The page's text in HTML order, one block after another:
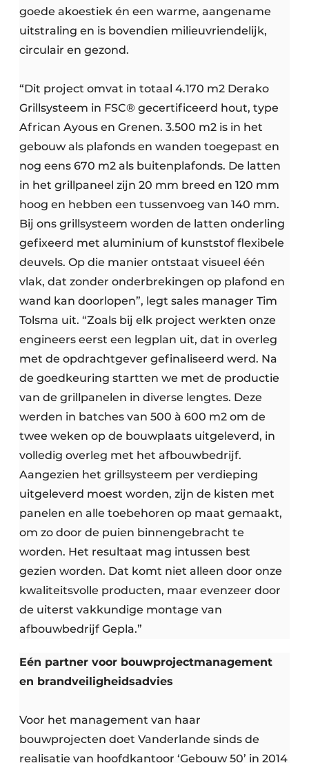
goede akoestiek én een warme, aangename
uitstraling en is bovendien milieuvriendelijk,
circulair en gezond.
“Dit project omvat in totaal 4.170 m2 Derako
Grillsysteem in FSC® gecertificeerd hout, type
African Ayous en Grenen. 3.500 m2 is in het
gebouw als plafonds en wanden toegepast en
nog eens 670 m2 als buitenplafonds. De latten
in het grillpaneel zijn 20 mm breed en 120 mm
hoog en hebben een tussenvoeg van 140 mm.
Bij ons grillsysteem worden de latten onderling
gefixeerd met aluminium of kunststof flexibele
deuvels. Op die manier ontstaat visueel één
vlak, dat zonder onderbrekingen op plafond en
wand kan doorlopen”, legt sales manager Tim
Tolsma uit. “Zoals bij elk project werkten onze
engineers eerst een legplan uit, dat in overleg
met de opdrachtgever gefinaliseerd werd. Na
de goedkeuring startten we met de productie
van de grillpanelen in diverse lengtes. Deze
werden in batches van 500 à 600 m2 om de
twee weken op de bouwplaats uitgeleverd, in
volledig overleg met het afbouwbedrijf.
Aangezien het grillsysteem per verdieping
uitgeleverd moest worden, zijn de kisten met
panelen en alle toebehoren op maat gemaakt,
om zo door de puien binnengebracht te
worden. Het resultaat mag intussen best
gezien worden. Dat komt niet alleen door onze
kwaliteitsvolle producten, maar evenzeer door
de uiterst vakkundige montage van
afbouwbedrijf Gepla.”
Eén partner voor bouwprojectmanagement
en brandveiligheidsadvies
Voor het management van haar
bouwprojecten doet Vanderlande sinds de
realisatie van hoofdkantoor ‘Gebouw 50’ in 2014